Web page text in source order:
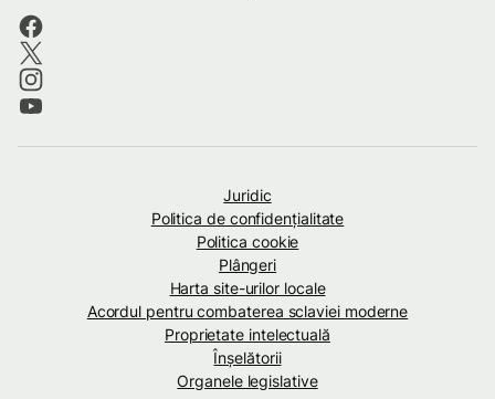
Juridic
Politica de confidenţialitate
Politica cookie
Plângeri
Harta site-urilor locale
Acordul pentru combaterea sclaviei moderne
Proprietate intelectuală
Înșelătorii
Organele legislative